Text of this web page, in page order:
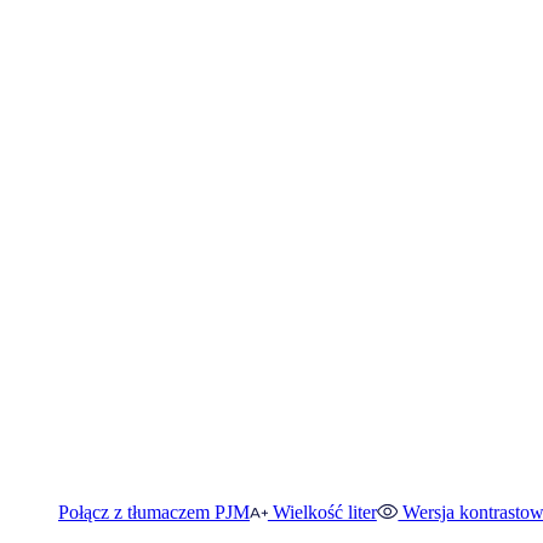
Połącz z tłumaczem PJM Wielkość liter Wersja